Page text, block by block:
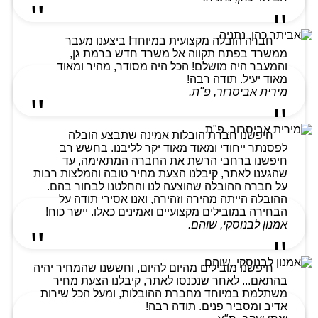
חברה הובלה מקצועית במיוחד! ביצענו מעבר
ממשרד בפתח תקווה אל משרד חדש ברמת גן,
והמעבר היה מושלם! הכל היה מסודר, מהיר ומאוד
מאוד יעיל. תודה רבה!
מירית אביסרור, פ"ת.
חיפשנו חברת הובלות אמינה שתבצע הובלה
לפסנתר ייחודי ומאוד מאוד יקר לליבנו. בחשש רב
חיפשנו ברחבי הרשת את החברה המתאימה, עד
שהגענו לאתר, קיבלנו הצעת מחיר טובה והמלצות רבות
על חברה ההובלה שהוצעה לנו והחלטנו לבחור בהם.
ההובלה הייתה מהירה וזהירה, ואנו אסירי תודה על
הבחירה במובילים מקצועיים ואמינים כאלו. יישר כוח!
אמנון לבנוסקי, שוהם.
חיפשנו מובילים מהיום להיום, וחששנו שהמחיר יהיה
בהתאם... לאחר שנכנסו לאתר, קיבלנו הצעת מחיר
משתלמת במיוחד מחברת ההובלות, ומעל הכל שירות
אדיב ומסביר פנים. תודה רבה!